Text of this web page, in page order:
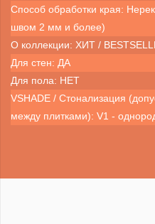
Способ обработки края:
швом 2 мм и более)
О коллекции: ХИТ /
Для стен: ДА
Для пола: НЕТ
VSHADE / Стонализация
между плитками): V1 -